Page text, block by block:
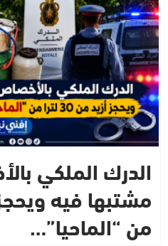
الدرك الملكي
من “الماحيا”…